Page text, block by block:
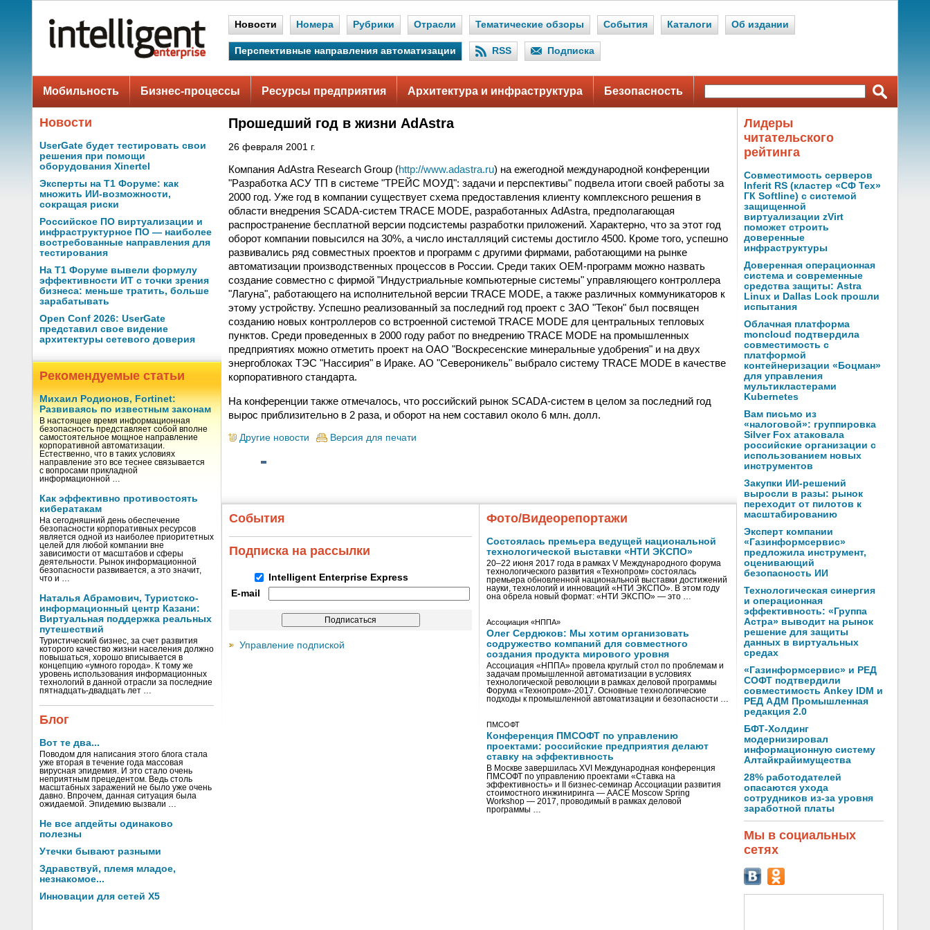
Новости Номера Рубрики Отрасли Тематические обзоры События Каталоги Об издании
Перспективные направления автоматизации RSS Подписка
Мобильность Бизнес-процессы Ресурсы предприятия Архитектура и инфраструктура Безопасность
Новости
UserGate будет тестировать свои
решения при помощи
оборудования Xinertel
Эксперты на Т1 Форуме: как
множить ИИ-возможности,
сокращая риски
Российское ПО виртуализации и
инфраструктурное ПО — наиболее
востребованные направления для
тестирования
На Т1 Форуме вывели формулу
эффективности ИТ с точки зрения
бизнеса: меньше тратить, больше
зарабатывать
Open Conf 2026: UserGate
представил свое видение
архитектуры сетевого доверия
Рекомендуемые статьи
Михаил Родионов, Fortinet:
Развиваясь по известным законам
В настоящее время информационная
безопасность представляет собой вполне
самостоятельное мощное направление
корпоративной автоматизации.
Естественно, что в таких условиях
направление это все теснее связывается
с вопросами прикладной
информационной …
Как эффективно противостоять
кибератакам
На сегодняшний день обеспечение
безопасности корпоративных ресурсов
является одной из наиболее приоритетных
целей для любой компании вне
зависимости от масштабов и сферы
деятельности. Рынок информационной
безопасности развивается, а это значит,
что и …
Наталья Абрамович, Туристско-
информационный центр Казани:
Виртуальная поддержка реальных
путешествий
Туристический бизнес, за счет развития
которого качество жизни населения должно
повышаться, хорошо вписывается в
концепцию «умного города». К тому же
уровень использования информационных
технологий в данной отрасли за последние
пятнадцать-двадцать лет …
Блог
Вот те два...
Поводом для написания этого блога стала
уже вторая в течение года массовая
вирусная эпидемия. И это стало очень
неприятным прецедентом. Ведь столь
масштабных заражений не было уже очень
давно. Впрочем, данная ситуация была
ожидаемой. Эпидемию вызвали …
Не все апдейты одинаково
полезны
Утечки бывают разными
Здравствуй, племя младое,
незнакомое...
Инновации для сетей X5
Прошедший год в жизни AdAstra
26 февраля 2001 г.
Компания AdAstra Research Group (http://www.adastra.ru) на ежегодной международной конференции
"Разработка АСУ ТП в системе "ТРЕЙС МОУД": задачи и перспективы" подвела итоги своей работы за
2000 год. Уже год в компании существует схема предоставления клиенту комплексного решения в
области внедрения SCADA-систем TRACE MODE, разработанных AdAstra, предполагающая
распространение бесплатной версии подсистемы разработки приложений. Характерно, что за этот год
оборот компании повысился на 30%, а число инсталляций системы достигло 4500. Кроме того, успешно
развивались ряд совместных проектов и программ с другими фирмами, работающими на рынке
автоматизации производственных процессов в России. Среди таких OEM-программ можно назвать
создание совместно с фирмой "Индустриальные компьютерные системы" управляющего контроллера
"Лагуна", работающего на исполнительной версии TRACE MODE, а также различных коммуникаторов к
этому устройству. Успешно реализованный за последний год проект с ЗАО "Текон" был посвящен
созданию новых контроллеров со встроенной системой TRACE MODE для центральных тепловых
пунктов. Среди проведенных в 2000 году работ по внедрению TRACE MODE на промышленных
предприятиях можно отметить проект на ОАО "Воскресенские минеральные удобрения" и на двух
энергоблоках ТЭС "Нассирия" в Ираке. АО "Североникель" выбрало систему TRACE MODE в качестве
корпоративного стандарта.
На конференции также отмечалось, что российский рынок SCADA-систем в целом за последний год
вырос приблизительно в 2 раза, и оборот на нем составил около 6 млн. долл.
Другие новости Версия для печати
События
Подписка на рассылки
Intelligent Enterprise Express
E-mail
Управление подпиской
Фото/Видеорепортажи
Состоялась премьера ведущей национальной
технологической выставки «НТИ ЭКСПО»
20–22 июня 2017 года в рамках V Международного форума
технологического развития «Технопром» состоялась
премьера обновленной национальной выставки достижений
науки, технологий и инноваций «НТИ ЭКСПО». В этом году
она обрела новый формат: «НТИ ЭКСПО» — это …
Ассоциация «НППА»
Олег Сердюков: Мы хотим организовать
содружество компаний для совместного
создания продукта мирового уровня
Ассоциация «НППА» провела круглый стол по проблемам и
задачам промышленной автоматизации в условиях
технологической революции в рамках деловой программы
Форума «Технопром»-2017. Основные технологические
подходы к промышленной автоматизации и безопасности …
ПМСОФТ
Конференция ПМСОФТ по управлению
проектами: российские предприятия делают
ставку на эффективность
В Москве завершилась XVI Международная конференция
ПМСОФТ по управлению проектами «Ставка на
эффективность» и II бизнес-семинар Ассоциации развития
стоимостного инжиниринга — AACE Moscow Spring
Workshop — 2017, проводимый в рамках деловой
программы …
Лидеры
читательского
рейтинга
Совместимость серверов
Inferit RS (кластер «СФ Тех»
ГК Softline) с системой
защищенной
виртуализации zVirt
поможет строить
доверенные
инфраструктуры
Доверенная операционная
система и современные
средства защиты: Astra
Linux и Dallas Lock прошли
испытания
Облачная платформа
moncloud подтвердила
совместимость с
платформой
контейнеризации «Боцман»
для управления
мультикластерами
Kubernetes
Вам письмо из
«налоговой»: группировка
Silver Fox атаковала
российские организации с
использованием новых
инструментов
Закупки ИИ-решений
выросли в разы: рынок
переходит от пилотов к
масштабированию
Эксперт компании
«Газинформсервис»
предложила инструмент,
оценивающий
безопасность ИИ
Технологическая синергия
и операционная
эффективность: «Группа
Астра» выводит на рынок
решение для защиты
данных в виртуальных
средах
«Газинформсервис» и РЕД
СОФТ подтвердили
совместимость Ankey IDM и
РЕД АДМ Промышленная
редакция 2.0
БФТ-Холдинг
модернизировал
информационную систему
Алтайкрайимущества
28% работодателей
опасаются ухода
сотрудников из-за уровня
заработной платы
Мы в социальных
сетях